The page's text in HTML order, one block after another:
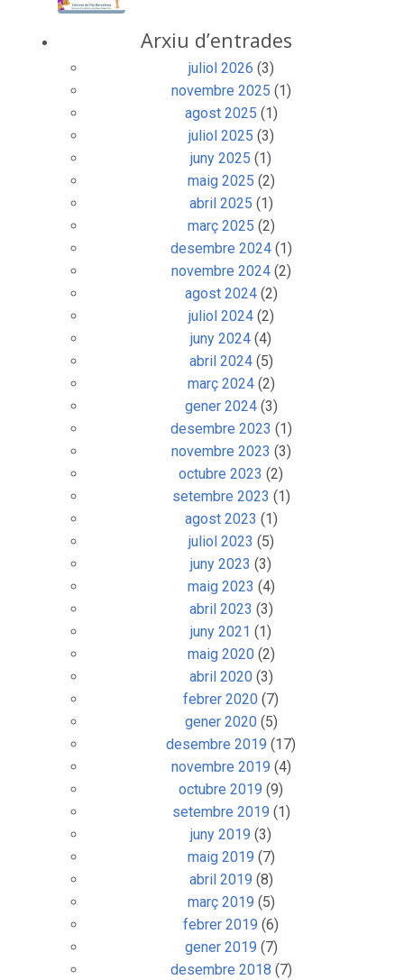
Arxiu d’entrades
juliol 2026 (3)
novembre 2025 (1)
agost 2025 (1)
juliol 2025 (3)
juny 2025 (1)
maig 2025 (2)
abril 2025 (1)
març 2025 (2)
desembre 2024(1)
novembre 2024(2)
agost 2024(2)
juliol 2024(2)
juny 2024 (4)
abril 2024(5)
març 2024(2)
gener 2024(3)
desembre 2023 (1)
novembre 2023 (3)
octubre 2023 (2)
setembre 2023 (1)
agost 2023 (1)
juliol 2023 (5)
juny 2023 (3)
maig 2023 (4)
abril 2023 (3)
juny 2021 (1)
maig 2020(2)
abril 2020(3)
febrer 2020 (7)
gener 2020(5)
desembre 2019 (17)
novembre 2019 (4)
octubre 2019 (9)
setembre 2019 (1)
juny 2019 (3)
maig 2019 (7)
abril 2019 (8)
març 2019 (5)
febrer 2019 (6)
gener 2019 (7)
desembre 2018 (7)